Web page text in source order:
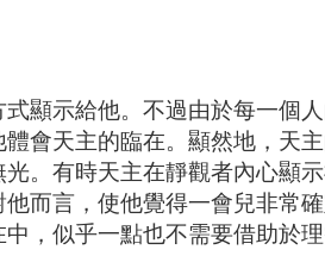
顯示給他。不過由於每一個
會天主的臨在。顯然地，天
。有時天主在靜觀者內心顯
而言，使他覺得一會兒非常
，似乎一點也不需要借助於理